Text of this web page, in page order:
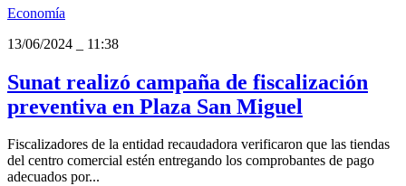
Economía
13/06/2024
11:38
Sunat realizó campaña de fiscalización
preventiva en Plaza San Miguel
Fiscalizadores de la entidad recaudadora verificaron que las tiendas
del centro comercial estén entregando los comprobantes de pago
adecuados por...